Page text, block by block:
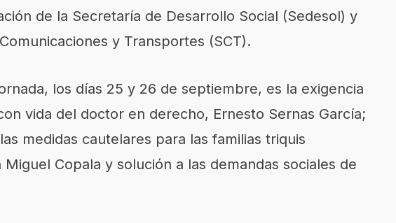
de la Secretaría de Desarrollo Social (Sedesol) y
y Transportes (SCT).
los días 25 y 26 de septiembre, es la exigencia
vida del doctor en derecho, Ernesto Sernas García;
medidas cautelares para las familias triquis
Miguel Copala y solución a las demandas sociales de